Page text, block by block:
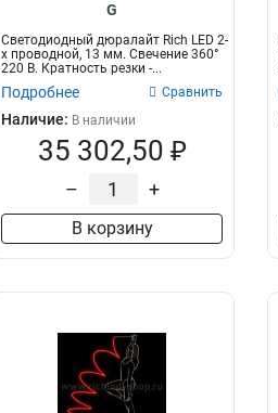
G
Светодиодный дюралайт Rich LED 2-
х проводной, 13 мм. Свечение 360°
220 В. Кратность резки -...
Подробнее Сравнить
Наличие: В наличии
35 302,50 ₽
– +
В корзину